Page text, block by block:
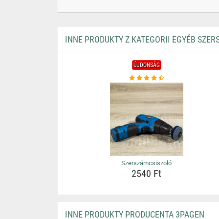
INNE PRODUKTY Z KATEGORII EGYÉB
ÚJDONSÁG
Szerszámcsiszoló
2540 Ft
INNE PRODUKTY PRODUCENTA 3PAGEN